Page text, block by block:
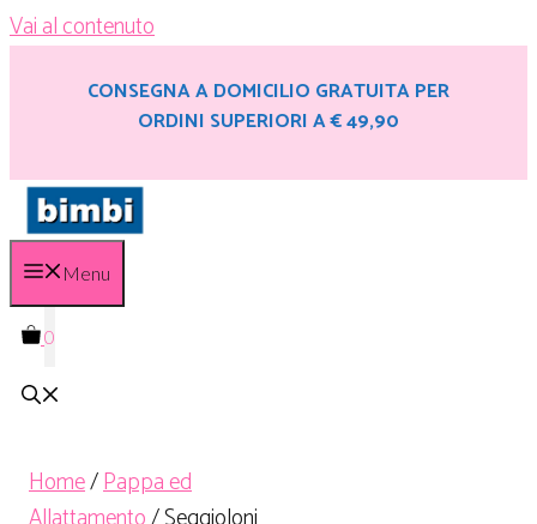
Vai al contenuto
CONSEGNA A DOMICILIO GRATUITA PER
ORDINI SUPERIORI A € 49,90
Menu
0
Home/Pappa ed